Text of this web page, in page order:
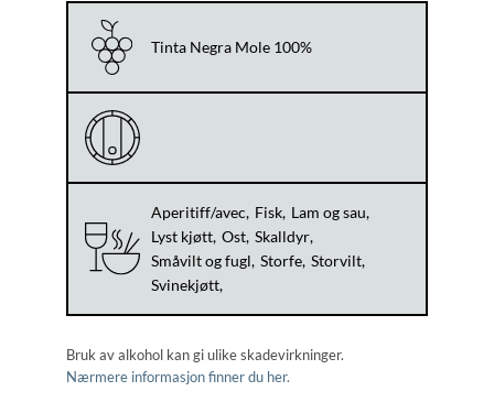
Tinta Negra Mole 100%
Aperitiff/avec Fisk Lam og sau
Lyst kjøtt Ost Skalldyr
Småvilt og fugl Storfe Storvilt
Svinekjøtt
Bruk av alkohol kan gi ulike skadevirkninger.
Nærmere informasjon finner du her.